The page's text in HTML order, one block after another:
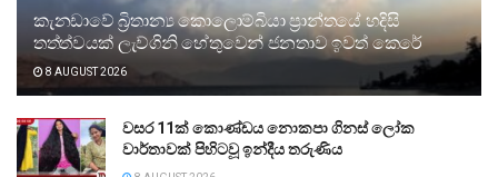
කැනඩාවේ බ්‍රිතාන්‍ය කොලොම්බියා ප්‍රාන්තයේ හදිසි
තත්ත්වයක් ලැව්ගිනි හේතුවෙන් ජනතාව ඉවත් කෙරේ
8 AUGUST 2026
වසර 11ක් කොණ්ඩය නොකපා ගිනස් ලෝක
වාර්තාවක් පිහිටවූ ඉන්දීය තරුණිය